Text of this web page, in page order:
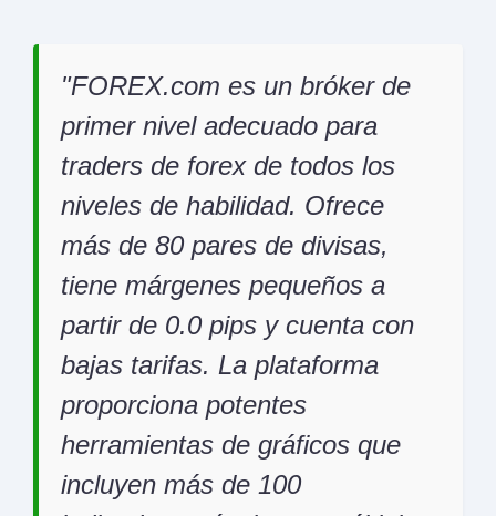
FOREX.com es un bróker de
primer nivel adecuado para
traders de forex de todos los
niveles de habilidad. Ofrece
más de 80 pares de divisas,
tiene márgenes pequeños a
partir de 0.0 pips y cuenta con
bajas tarifas. La plataforma
proporciona potentes
herramientas de gráficos que
incluyen más de 100